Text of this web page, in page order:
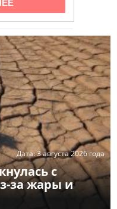
с
за жары и
Дата:3 августа 2026 года